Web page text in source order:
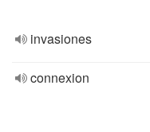
invasiones
connexion